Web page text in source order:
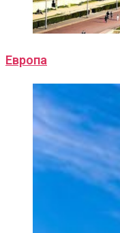
Европа